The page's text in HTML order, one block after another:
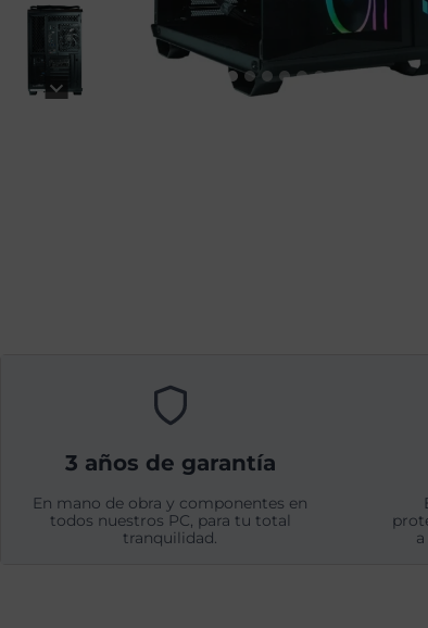
3 años de garantía
En mano de obra y componentes en
todos nuestros PC, para tu total
tranquilidad.